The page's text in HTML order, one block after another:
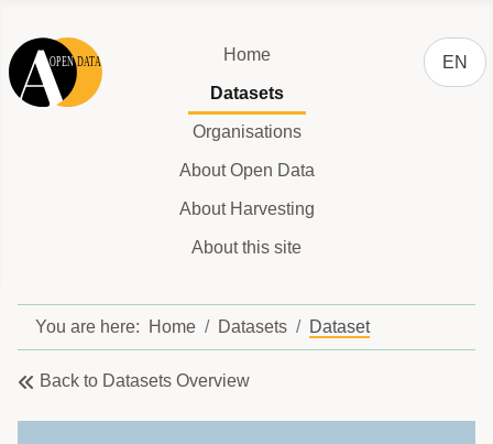
Home
Datasets
Organisations
About Open Data
About Harvesting
About this site
Select
EN
You are here: Home Datasets Dataset
Back to Datasets Overview